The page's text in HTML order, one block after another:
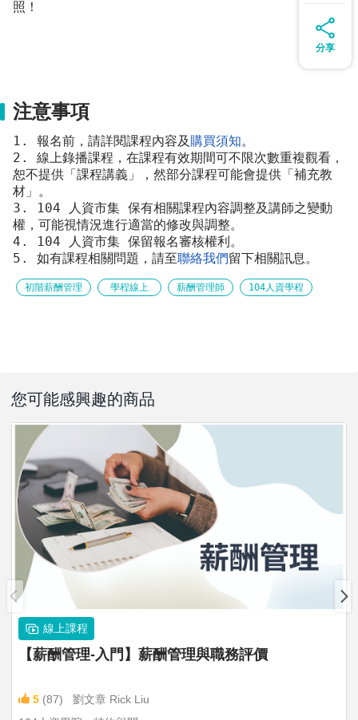
分享
照！
注意事項
1. 報名前，請詳閱課程內容及購買須知。
2. 線上錄播課程，在課程有效期間可不限次數重複觀看，
恕不提供「課程講義」，然部分課程可能會提供「補充教
材」。
3. 104 人資市集 保有相關課程內容調整及講師之變動
權，可能視情況進行適當的修改與調整。
4. 104 人資市集 保留報名審核權利。
5. 如有課程相關問題，請至聯絡我們留下相關訊息。
初階薪酬管理 學程線上 薪酬管理師 104人資學程
您可能感興趣的商品
線上課程
【薪酬管理-入門】薪酬管理與職務評價
5 (87)
劉文章 Rick Liu